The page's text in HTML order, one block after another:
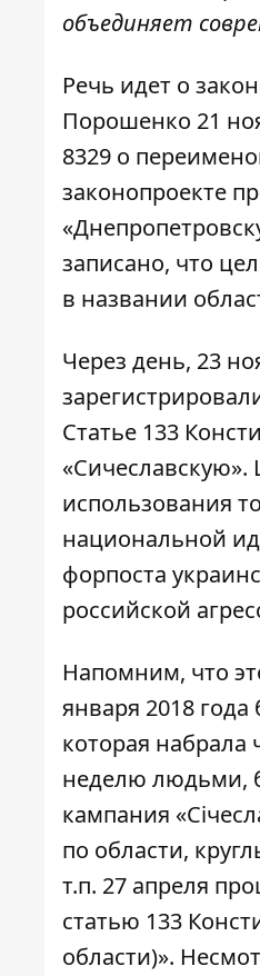
объединяет
Речь идет о
Порошенко 21
8329 о
законопроекте
записано, что
в названии
Через день, 23
Статье 133
«Сичеславскую».
использования
национальной
форпоста
российской
Напомним, что
января 2018
которая набрала
неделю людьми,
кампания
по области,
т.п. 27 апреля
статью 133
области)».